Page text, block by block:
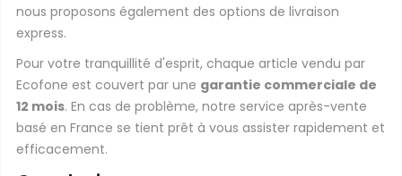
nous proposons également des options de livraison
express.
Pour votre tranquillité d'esprit, chaque article vendu par
Ecofone est couvert par une garantie commerciale de
12 mois. En cas de problème, notre service après-vente
basé en France se tient prêt à vous assister rapidement et
efficacement.